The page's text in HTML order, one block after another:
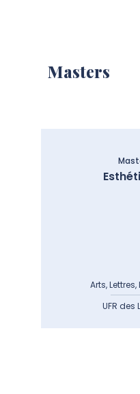
Masters
Arts,
UFR des